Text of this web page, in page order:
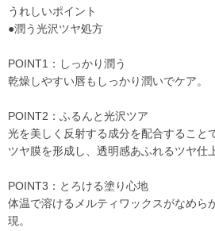
うれしいポイント
●潤う光沢ツヤ処方
POINT1：しっかり潤う
乾燥しやすい唇もしっかり潤いでケア。
POINT2：ふるんと光沢ツア
光を美しく反射する成分を配合すること
ツヤ膜を形成し、透明感あふれるツヤ仕
POINT3：とろける塗り心地
体温で溶けるメルティワックスがなめら
現。